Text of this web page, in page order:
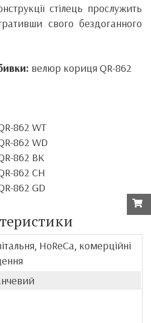
стілець прослужить
свого бездоганного
велюр кориця QR-862
862 WT
862 WD
862 BK
862 CH
862 GD
HoReCa, комерційні